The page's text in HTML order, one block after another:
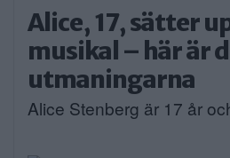
Alice, 17, sätter
musikal – här är
utmaningarna
Alice Stenberg är 17 år